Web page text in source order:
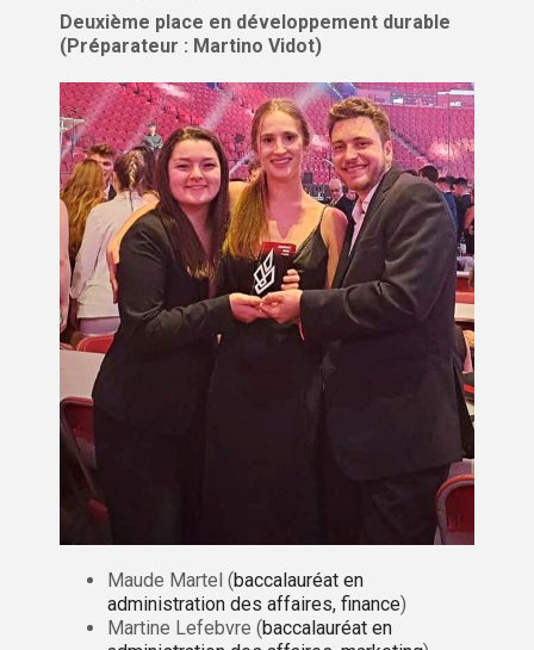
Deuxième place en développement durable
(Préparateur : Martino Vidot)
Maude Martel (baccalauréat en
administration des affaires, finance)
Martine Lefebvre (baccalauréat en